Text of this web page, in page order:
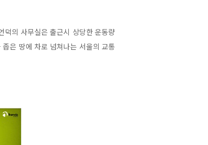
덕의 사무실은 출근시 상당한 운동량
은 땅에 차로 넘쳐나는 서울의 교통